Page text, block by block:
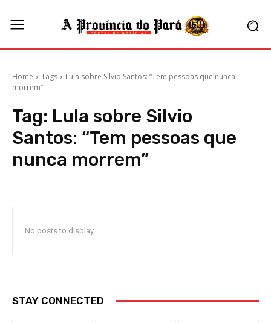
Home Tags
Lula sobre Silvio Santos: “Tem pessoas que nunca
morrem”
Tag: Lula sobre Silvio
Santos: “Tem pessoas que
nunca morrem”
No posts to display
STAY CONNECTED